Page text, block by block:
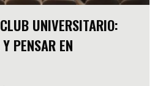
UNIVERSITARIO:
PENSAR EN